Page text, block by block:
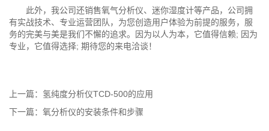
此外，我公司还销售氧气分析仪、迷你湿度计等产品，公司拥
有实战技术、专业运营团队，为您创造用户体验为前提的服务，服
务的完美与美是我们不懈的追求。因为以人为本，它值得信赖; 因为
专业，它值得选择; 期待您的来电洽谈！
上一篇： 氢纯度分析仪TCD-500的应用
下一篇： 氧分析仪的安装条件和步骤